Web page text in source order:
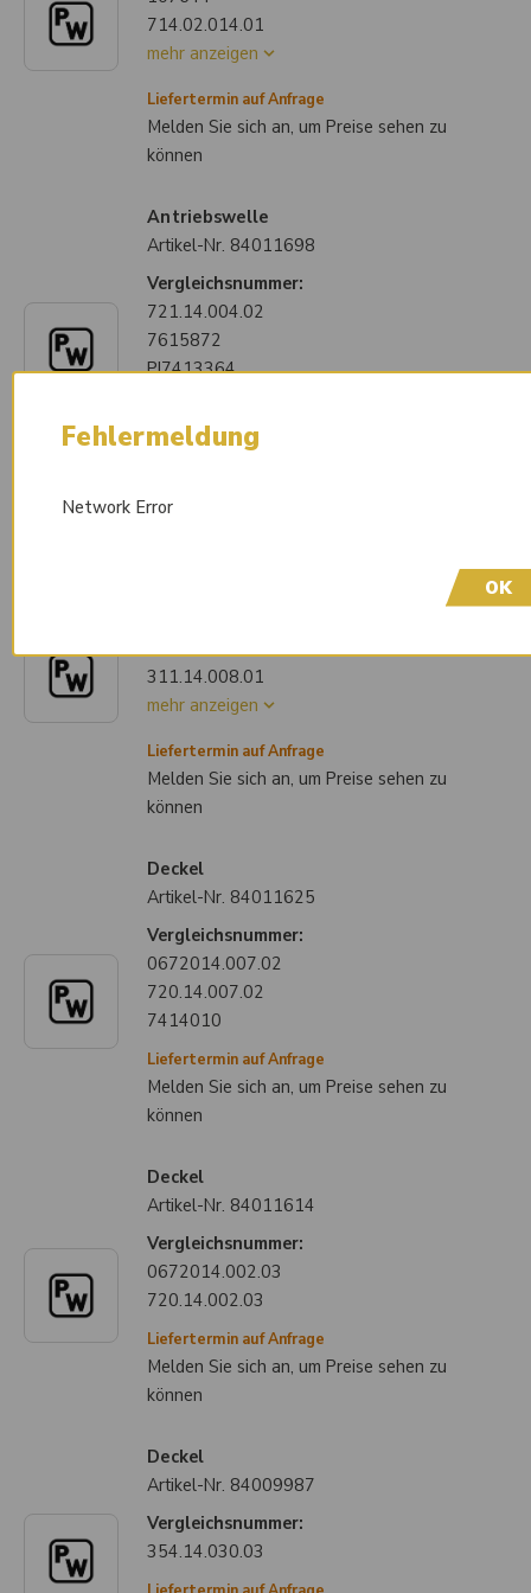
714.02.014.01
mehr anzeigen
Liefertermin auf Anfrage
Melden Sie sich an, um Preise sehen zu
können
Antriebswelle
Artikel-Nr. 84011698
Vergleichsnummer:
721.14.004.02
7615872
PJ7413364
Melden Sie sich an, um Preise sehen zu
10043338
311.14.008.01
mehr anzeigen
Liefertermin auf Anfrage
Melden Sie sich an, um Preise sehen zu
können
Deckel
Artikel-Nr. 84011625
Vergleichsnummer:
0672014.007.02
720.14.007.02
7414010
Liefertermin auf Anfrage
Melden Sie sich an, um Preise sehen zu
können
Deckel
Artikel-Nr. 84011614
Vergleichsnummer:
0672014.002.03
720.14.002.03
Liefertermin auf Anfrage
Melden Sie sich an, um Preise sehen zu
können
Deckel
Artikel-Nr. 84009987
Vergleichsnummer:
354.14.030.03
Fehlermeldung
Network Error
OK